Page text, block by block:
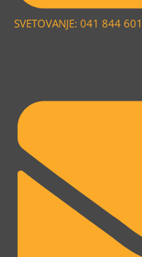
SVETOVANJE: 041 844 601